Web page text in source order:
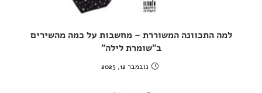
למה התכוונה המשוררת – מחשבות על כמה מהשירים
ב"שומרת לילה"
נובמבר 12, 2025